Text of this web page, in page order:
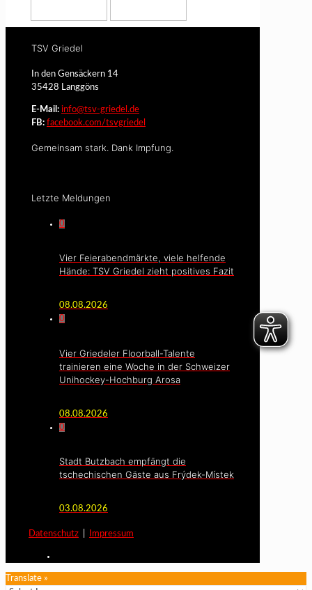
TSV Griedel
In den Gensäckern 14
35428 Langgöns
E-Mail: info@tsv-griedel.de
FB: facebook.com/tsvgriedel
Gemeinsam stark. Dank Impfung.
Letzte Meldungen
0
Vier Feierabendmärkte, viele helfende
Hände: TSV Griedel zieht positives Fazit
08.08.2026
0
Vier Griedeler Floorball-Talente
trainieren eine Woche in der Schweizer
Unihockey-Hochburg Arosa
08.08.2026
0
Stadt Butzbach empfängt die
tschechischen Gäste aus Frýdek-Místek
03.08.2026
Datenschutz Impressum
Translate »